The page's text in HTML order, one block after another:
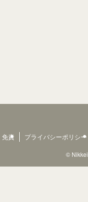
免責 プライバシーポリシー
©Nikkei